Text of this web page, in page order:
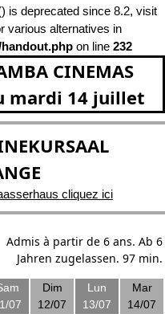
is deprecated since 8.2, visit
various alternatives in
on line 232
CINEMAS
mardi 14 juillet
cliquez ici
Admis à partir de 6 ans. Ab 6
Jahren zugelassen. 97 min.
07
Dim
12/07
Lun
13/07
Mar
14/07